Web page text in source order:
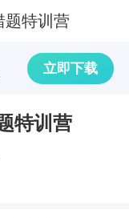
题特训营
立即下载
特训营